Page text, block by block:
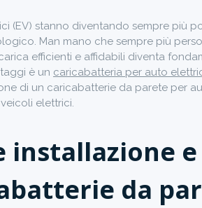
(EV) stanno diventando sempre
Man mano che sempre più
efficienti e affidabili diventa
è un caricabatteria per auto
di un caricabatterie da parete per
elettrici.
installazione
da